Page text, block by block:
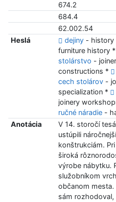
674.2
684.4
62.002.54
Heslá
dejiny- history
furniture history *
stolárstvo -
constructions *
cech stolárov-
specialization *
joinery
ručné náradie-
Anotácia
V 14. storočí
ustúpili
konštrukciám.
široká
výrobe nábytku.
služobníkom
občanom mesta.
sám